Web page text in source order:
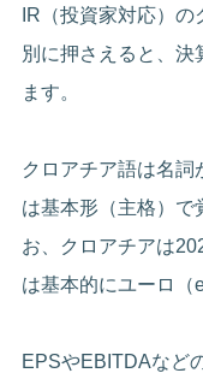
IR（投資家対応）
別に押さえると、決
ます。
クロアチア語は名
は基本形（主格）で
お、クロアチアは
は基本的にユーロ（
EPSやEBITDAなど